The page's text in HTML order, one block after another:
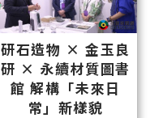
研石造物 × 金玉良
研 × 永續材質圖書
館 解構「未來日
常」新樣貌